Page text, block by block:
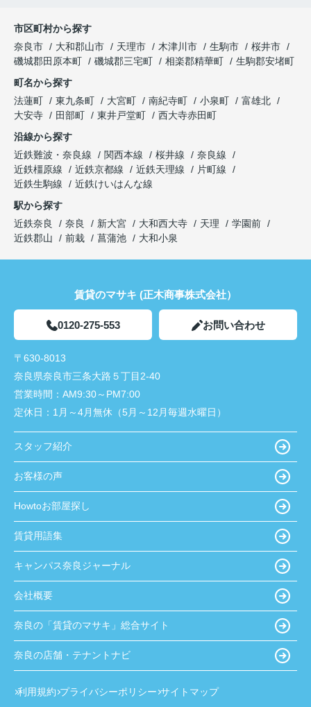
市区町村から探す
奈良市
大和郡山市 天理市 木津川市 生駒市
桜井市
磯城郡田原本町
磯城郡三宅町 相楽郡精華町
生駒郡安堵町
町名から探す
法蓮町
東九条町 大宮町 南紀寺町 小泉町
富雄北
大安寺
田部町 東井戸堂町
西大寺赤田町
沿線から探す
近鉄難波・奈良線
関西本線 桜井線
奈良線
近鉄橿原線
近鉄京都線 近鉄天理線
片町線
近鉄生駒線
近鉄けいはんな線
駅から探す
近鉄奈良
奈良 新大宮 大和西大寺 天理
学園前
近鉄郡山
前栽 菖蒲池 大和小泉
賃貸のマサキ (正木商事株式会社）
0120-275-553 お問い合わせ
〒630-8013
奈良県奈良市三条大路５丁目2-40
営業時間： AM9:30～PM7:00
定休日： 1月～4月無休（5月～12月毎週水曜日）
スタッフ紹介
お客様の声
Howtoお部屋探し
賃貸用語集
キャンパス奈良ジャーナル
会社概要
奈良の「賃貸のマサキ」総合サイト
奈良の店舗・テナントナビ
利用規約 プライバシーポリシー サイトマップ